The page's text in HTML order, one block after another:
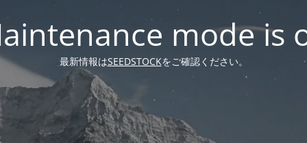
mode is
最新情報はSEEDSTOCKをご確認ください。